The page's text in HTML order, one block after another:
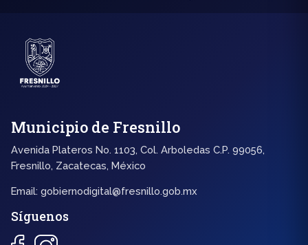
Municipio de Fresnillo
Avenida Plateros No. 1103, Col. Arboledas C.P. 99056,
Fresnillo, Zacatecas, México
Email: gobiernodigital@fresnillo.gob.mx
Síguenos